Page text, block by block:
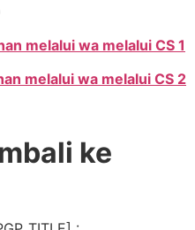
melalui wa melalui CS 1
melalui wa melalui CS 2
ke